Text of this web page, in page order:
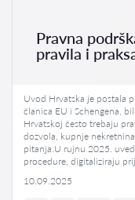
Pravna
pravila i
Uvod Hrvatska je postala
članica EU i Schengena,
Hrvatskoj često trebaju
dozvola, kupnje
pitanja.U rujnu 2025.
procedure, digitaliziraju
10.09.2025